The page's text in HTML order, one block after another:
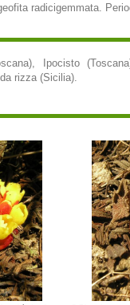
radicigemmata.
Ipocisto
rizza (Sicilia).